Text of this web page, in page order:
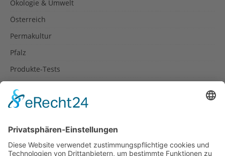
Ökologie & Umwelt
Österreich
Permakultur
Pfalz
Produkte-Tests
Rezepte
Spanien
Südtirol